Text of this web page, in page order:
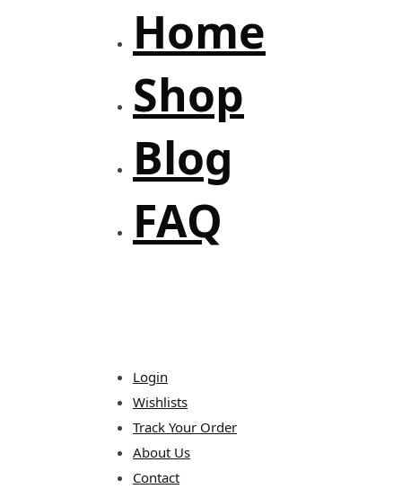
Home
Shop
Blog
FAQ
Login
Wishlists
Track Your Order
About Us
Contact